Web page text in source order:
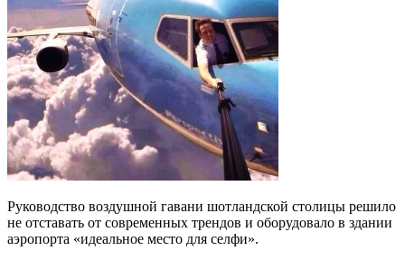
Руководство воздушной гавани шотландской столицы решило
не отставать от современных трендов и оборудовало в здании
аэропорта «идеальное место для селфи».